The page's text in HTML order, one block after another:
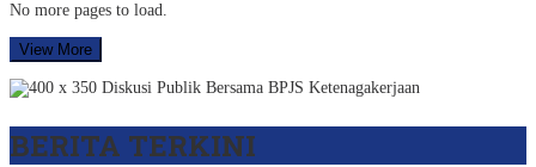
No more pages to load.
View More
BERITA TERKINI